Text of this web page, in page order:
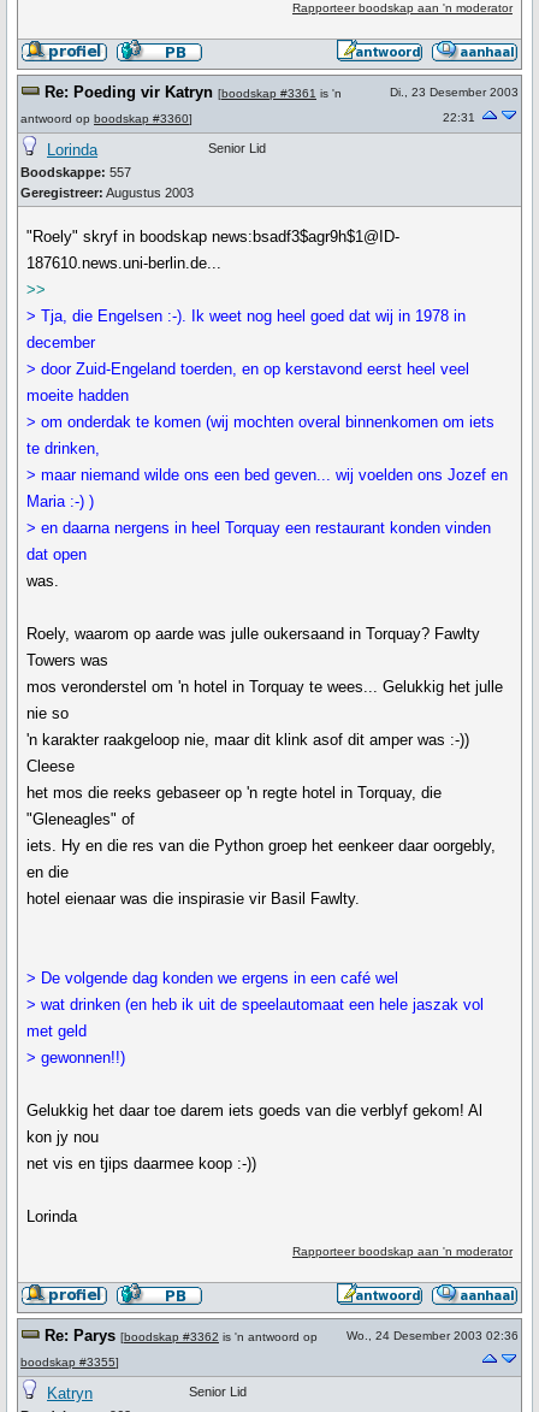
Rapporteer boodskap aan 'n moderator
Re: Poeding vir Katryn [boodskap #3361 is 'n
antwoord op boodskap #3360]
Di., 23 Desember 2003
22:31
Lorinda
Boodskappe: 557
Geregistreer: Augustus 2003
Senior Lid
"Roely" skryf in boodskap news:bsadf3$agr9h$1@ID-
187610.news.uni-berlin.de...
>>
> Tja, die Engelsen :-). Ik weet nog heel goed dat wij in 1978 in
december
> door Zuid-Engeland toerden, en op kerstavond eerst heel veel
moeite hadden
> om onderdak te komen (wij mochten overal binnenkomen om iets
te drinken,
> maar niemand wilde ons een bed geven... wij voelden ons Jozef en
Maria :-) )
> en daarna nergens in heel Torquay een restaurant konden vinden
dat open
was.
Roely, waarom op aarde was julle oukersaand in Torquay? Fawlty
Towers was
mos veronderstel om 'n hotel in Torquay te wees... Gelukkig het julle
nie so
'n karakter raakgeloop nie, maar dit klink asof dit amper was :-))
Cleese
het mos die reeks gebaseer op 'n regte hotel in Torquay, die
"Gleneagles" of
iets. Hy en die res van die Python groep het eenkeer daar oorgebly,
en die
hotel eienaar was die inspirasie vir Basil Fawlty.
> De volgende dag konden we ergens in een café wel
> wat drinken (en heb ik uit de speelautomaat een hele jaszak vol
met geld
> gewonnen!!)
Gelukkig het daar toe darem iets goeds van die verblyf gekom! Al
kon jy nou
net vis en tjips daarmee koop :-))
Lorinda
Rapporteer boodskap aan 'n moderator
Re: Parys [boodskap #3362 is 'n antwoord op
boodskap #3355]
Wo., 24 Desember 2003 02:36
Katryn Senior Lid